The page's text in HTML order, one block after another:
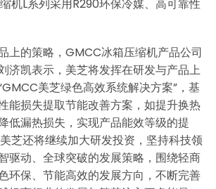
机L系列采用R290环保冷媒、高可靠性
上的策略，GMCC冰箱压缩机产品公司
济凯表示，美芝将发挥在研发与产品上
美芝绿色高效系统解决方案”，基
能损失提取节能改善方案，如提升换热
低漏热损失，实现产品能效等级的提
芝还将继续加大研发投资，坚持科技领
驱动、全球突破的发展策略，围绕轻商
环保、节能高效的发展方向，不断完善